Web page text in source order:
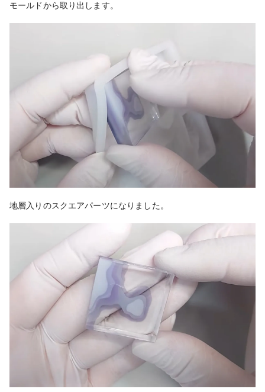
モールドから取り出します。
地層入りのスクエアパーツになりました。